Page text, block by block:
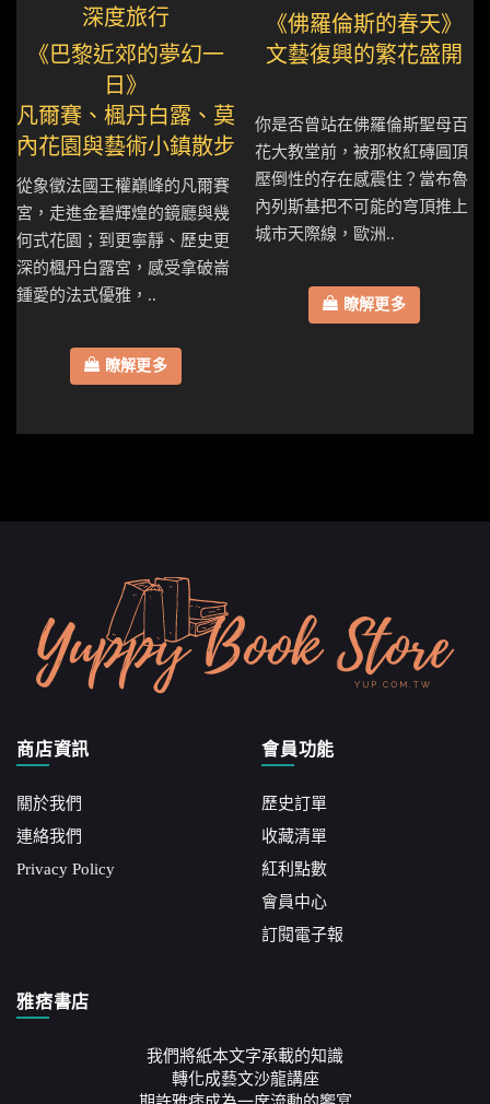
深度旅行
《巴黎近郊的夢幻一
日》
凡爾賽、楓丹白露、莫
內花園與藝術小鎮散步
從象徵法國王權巔峰的凡爾賽
宮，走進金碧輝煌的鏡廳與幾
何式花園；到更寧靜、歷史更
深的楓丹白露宮，感受拿破崙
鍾愛的法式優雅，..
瞭解更多
《佛羅倫斯的春天》
文藝復興的繁花盛開
你是否曾站在佛羅倫斯聖母百
花大教堂前，被那枚紅磚圓頂
壓倒性的存在感震住？當布魯
內列斯基把不可能的穹頂推上
城市天際線，歐洲..
瞭解更多
商店資訊
關於我們
連絡我們
Privacy Policy
會員功能
歷史訂單
收藏清單
紅利點數
會員中心
訂閱電子報
雅痞書店
我們將紙本文字承載的知識
轉化成藝文沙龍講座